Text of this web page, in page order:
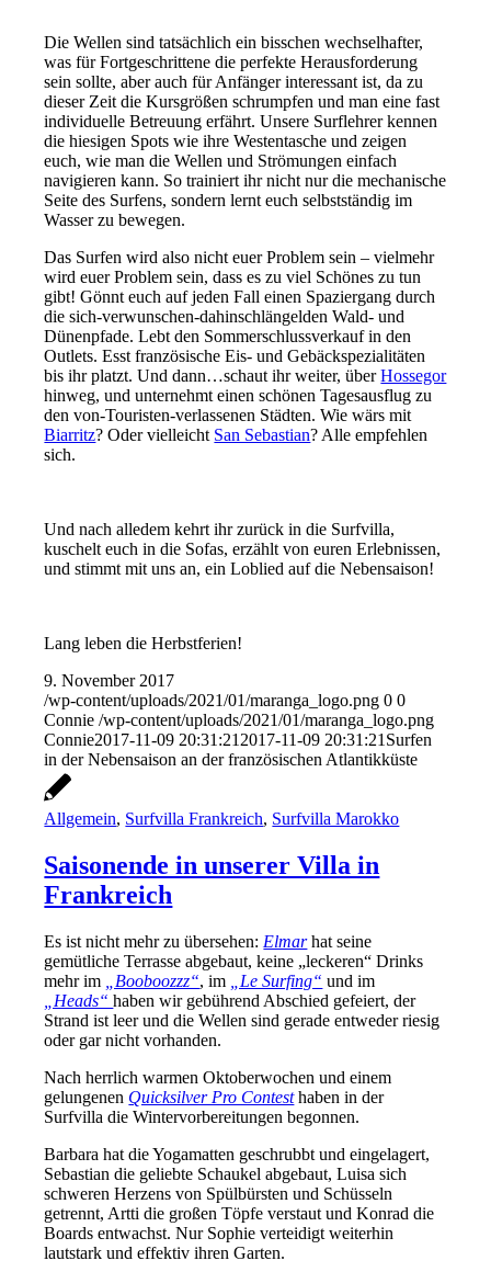
Die Wellen sind tatsächlich ein bisschen wechselhafter,
was für Fortgeschrittene die perfekte Herausforderung
sein sollte, aber auch für Anfänger interessant ist, da zu
dieser Zeit die Kursgrößen schrumpfen und man eine fast
individuelle Betreuung erfährt. Unsere Surflehrer kennen
die hiesigen Spots wie ihre Westentasche und zeigen
euch, wie man die Wellen und Strömungen einfach
navigieren kann. So trainiert ihr nicht nur die mechanische
Seite des Surfens, sondern lernt euch selbstständig im
Wasser zu bewegen.
Das Surfen wird also nicht euer Problem sein – vielmehr
wird euer Problem sein, dass es zu viel Schönes zu tun
gibt! Gönnt euch auf jeden Fall einen Spaziergang durch
die sich-verwunschen-dahinschlängelden Wald- und
Dünenpfade. Lebt den Sommerschlussverkauf in den
Outlets. Esst französische Eis- und Gebäckspezialitäten
bis ihr platzt. Und dann…schaut ihr weiter, überHossegor
hinweg, und unternehmt einen schönen Tagesausflug zu
den von-Touristen-verlassenen Städten. Wie wärs mit
Biarritz? Oder vielleicht San Sebastian? Alle empfehlen
sich.
Und nach alledem kehrt ihr zurück in die Surfvilla,
kuschelt euch in die Sofas, erzählt von euren Erlebnissen,
und stimmt mit uns an, ein Loblied auf die Nebensaison!
Lang leben die Herbstferien!
9. November 2017
/wp-content/uploads/2021/01/maranga_logo.png 0 0
Connie /wp-content/uploads/2021/01/maranga_logo.png
Connie2017-11-09 20:31:212017-11-09 20:31:21Surfen
in der Nebensaison an der französischen Atlantikküste
Allgemein, Surfvilla Frankreich, Surfvilla Marokko
Saisonende in unserer Villa in
Frankreich
Es ist nicht mehr zu übersehen: Elmar hat seine
gemütliche Terrasse abgebaut, keine „leckeren“ Drinks
mehr im
„Booboozzz“, im „Le Surfing“ und im
„Heads“haben wir gebührend Abschied gefeiert, der
Strand ist leer und die Wellen sind gerade entweder riesig
oder gar nicht vorhanden.
Nach herrlich warmen Oktoberwochen und einem
gelungenen Quicksilver Pro Contesthaben in der
Surfvilla die Wintervorbereitungen begonnen.
Barbara hat die Yogamatten geschrubbt und eingelagert,
Sebastian die geliebte Schaukel abgebaut, Luisa sich
schweren Herzens von Spülbürsten und Schüsseln
getrennt, Artti die großen Töpfe verstaut und Konrad die
Boards entwachst. Nur Sophie verteidigt weiterhin
lautstark und effektiv ihren Garten.